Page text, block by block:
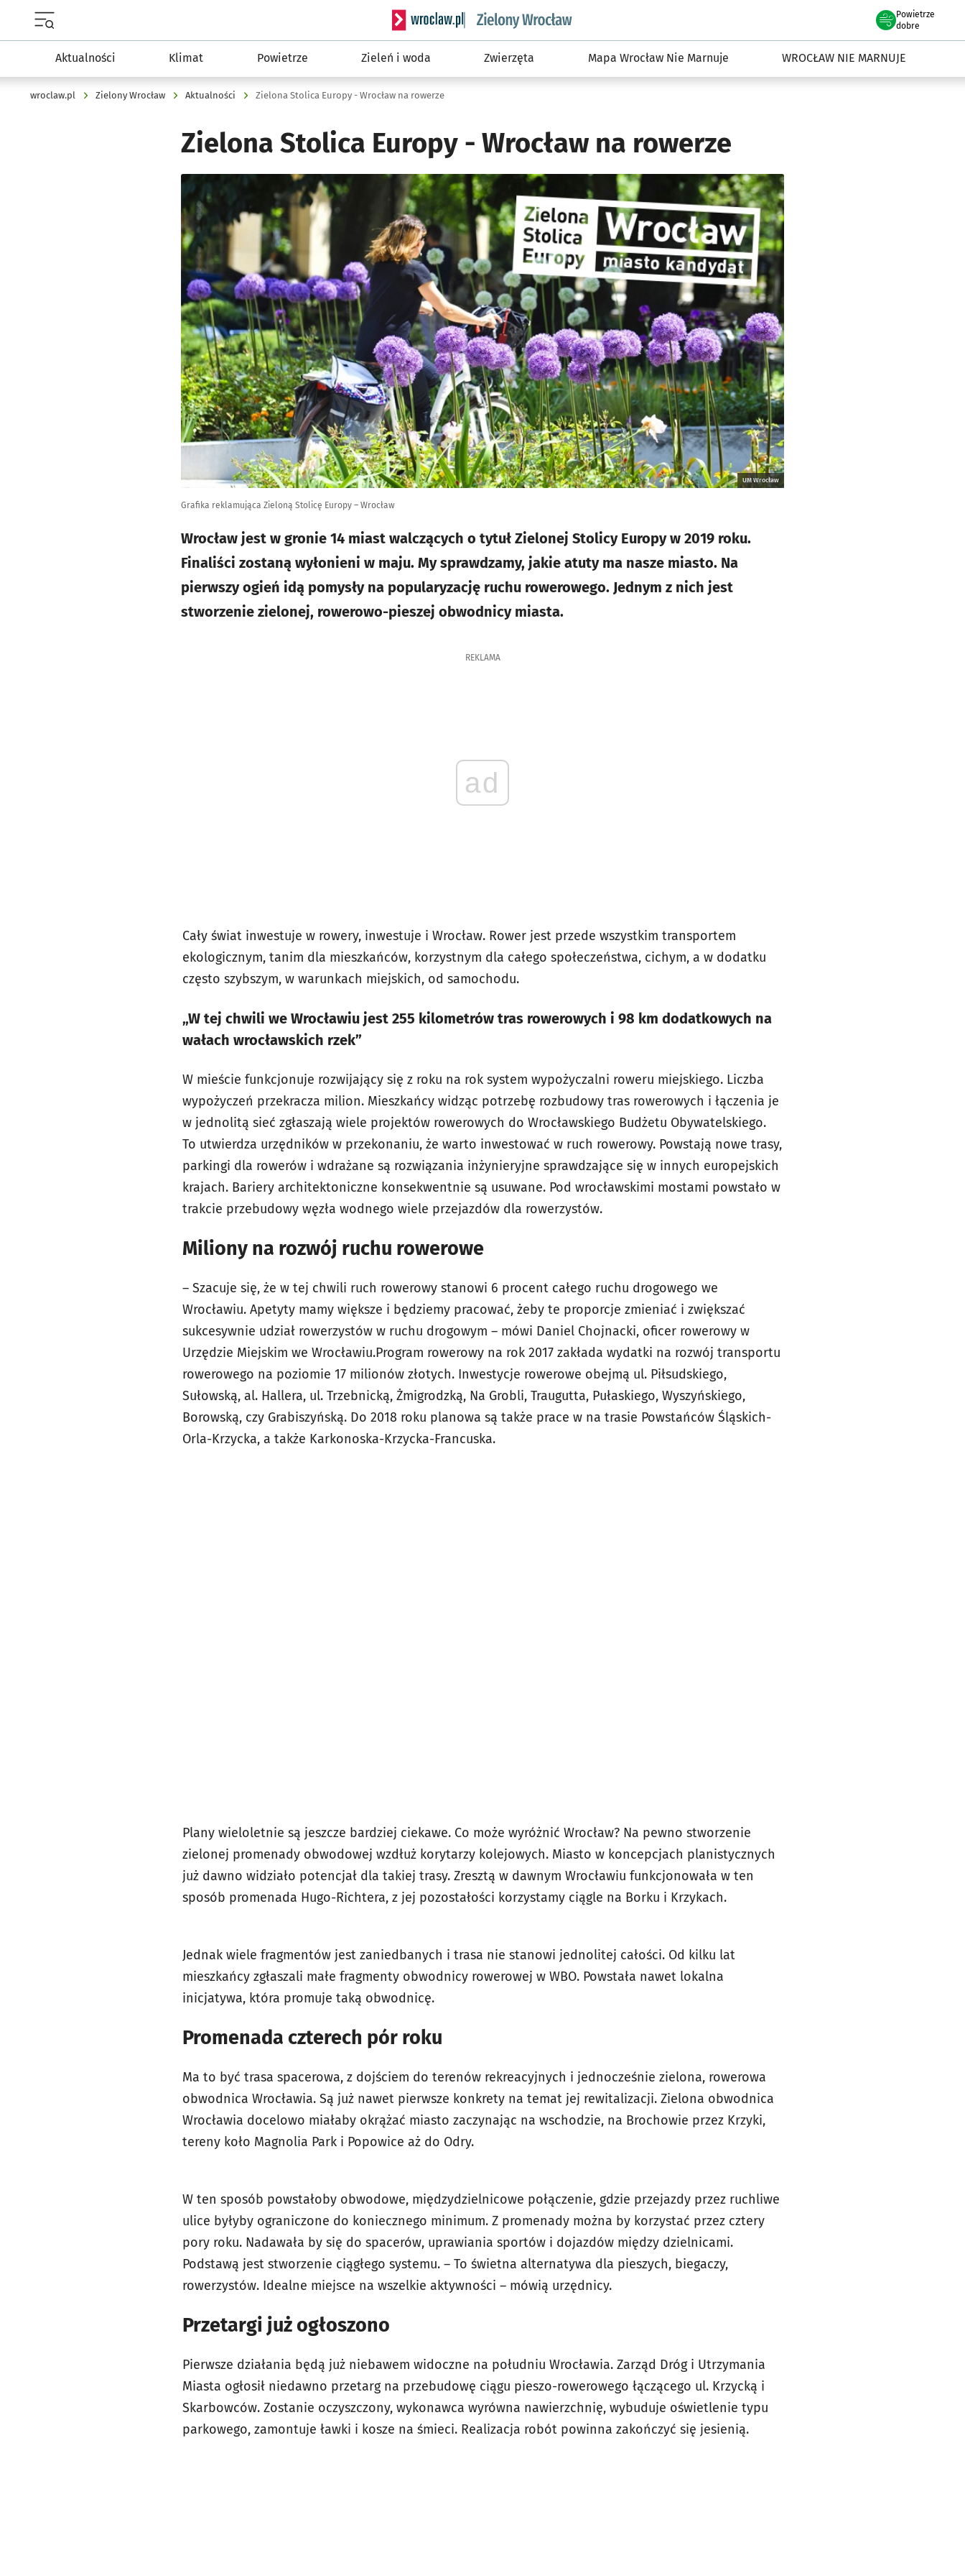
Serwis informacyjny wroclaw.pl podserwis: Środowisko we Wrocławiu
Powietrze
we Wrocławiu
dobre
Aktualności Klimat Powietrze Zieleń i woda Zwierzęta Mapa Wrocław Nie Marnuje WROCŁAW NIE MARNUJE
wroclaw.pl Zielony Wrocław Aktualności Zielona Stolica Europy - Wrocław na rowerze
Zielona Stolica Europy - Wrocław na rowerze
Kliknij, aby powiększyć
UM Wrocław
Grafika reklamująca Zieloną Stolicę Europy – Wrocław
Wrocław jest w gronie 14 miast walczących o tytuł Zielonej Stolicy Europy w 2019 roku.
Finaliści zostaną wyłonieni w maju. My sprawdzamy, jakie atuty ma nasze miasto. Na
pierwszy ogień idą pomysły na popularyzację ruchu rowerowego. Jednym z nich jest
stworzenie zielonej, rowerowo-pieszej obwodnicy miasta.
REKLAMA
ad
Cały świat inwestuje w rowery, inwestuje i Wrocław. Rower jest przede wszystkim transportem
ekologicznym, tanim dla mieszkańców, korzystnym dla całego społeczeństwa, cichym, a w dodatku
często szybszym, w warunkach miejskich, od samochodu.
„W tej chwili we Wrocławiu jest 255 kilometrów tras rowerowych i 98 km dodatkowych na
wałach wrocławskich rzek”
W mieście funkcjonuje rozwijający się z roku na rok system wypożyczalni roweru miejskiego. Liczba
wypożyczeń przekracza milion. Mieszkańcy widząc potrzebę rozbudowy tras rowerowych i łączenia je
w jednolitą sieć zgłaszają wiele projektów rowerowych do Wrocławskiego Budżetu Obywatelskiego.
To utwierdza urzędników w przekonaniu, że warto inwestować w ruch rowerowy. Powstają nowe trasy,
parkingi dla rowerów i wdrażane są rozwiązania inżynieryjne sprawdzające się w innych europejskich
krajach. Bariery architektoniczne konsekwentnie są usuwane. Pod wrocławskimi mostami powstało w
trakcie przebudowy węzła wodnego wiele przejazdów dla rowerzystów.
Miliony na rozwój ruchu rowerowe
– Szacuje się, że w tej chwili ruch rowerowy stanowi 6 procent całego ruchu drogowego we
Wrocławiu. Apetyty mamy większe i będziemy pracować, żeby te proporcje zmieniać i zwiększać
sukcesywnie udział rowerzystów w ruchu drogowym – mówi Daniel Chojnacki, oficer rowerowy w
Urzędzie Miejskim we Wrocławiu.Program rowerowy na rok 2017 zakłada wydatki na rozwój transportu
rowerowego na poziomie 17 milionów złotych. Inwestycje rowerowe obejmą ul. Piłsudskiego,
Sułowską, al. Hallera, ul. Trzebnicką, Żmigrodzką, Na Grobli, Traugutta, Pułaskiego, Wyszyńskiego,
Borowską, czy Grabiszyńską. Do 2018 roku planowa są także prace w na trasie Powstańców Śląskich-
Orla-Krzycka, a także Karkonoska-Krzycka-Francuska.
Plany wieloletnie są jeszcze bardziej ciekawe. Co może wyróżnić Wrocław? Na pewno stworzenie
zielonej promenady obwodowej wzdłuż korytarzy kolejowych. Miasto w koncepcjach planistycznych
już dawno widziało potencjał dla takiej trasy. Zresztą w dawnym Wrocławiu funkcjonowała w ten
sposób promenada Hugo-Richtera, z jej pozostałości korzystamy ciągle na Borku i Krzykach.
Jednak wiele fragmentów jest zaniedbanych i trasa nie stanowi jednolitej całości. Od kilku lat
mieszkańcy zgłaszali małe fragmenty obwodnicy rowerowej w WBO. Powstała nawet lokalna
inicjatywa, która promuje taką obwodnicę.
Promenada czterech pór roku
Ma to być trasa spacerowa, z dojściem do terenów rekreacyjnych i jednocześnie zielona, rowerowa
obwodnica Wrocławia. Są już nawet pierwsze konkrety na temat jej rewitalizacji. Zielona obwodnica
Wrocławia docelowo miałaby okrążać miasto zaczynając na wschodzie, na Brochowie przez Krzyki,
tereny koło Magnolia Park i Popowice aż do Odry.
W ten sposób powstałoby obwodowe, międzydzielnicowe połączenie, gdzie przejazdy przez ruchliwe
ulice byłyby ograniczone do koniecznego minimum. Z promenady można by korzystać przez cztery
pory roku. Nadawała by się do spacerów, uprawiania sportów i dojazdów między dzielnicami.
Podstawą jest stworzenie ciągłego systemu. – To świetna alternatywa dla pieszych, biegaczy,
rowerzystów. Idealne miejsce na wszelkie aktywności – mówią urzędnicy.
Przetargi już ogłoszono
Pierwsze działania będą już niebawem widoczne na południu Wrocławia. Zarząd Dróg i Utrzymania
Miasta ogłosił niedawno przetarg na przebudowę ciągu pieszo-rowerowego łączącego ul. Krzycką i
Skarbowców. Zostanie oczyszczony, wykonawca wyrówna nawierzchnię, wybuduje oświetlenie typu
parkowego, zamontuje ławki i kosze na śmieci. Realizacja robót powinna zakończyć się jesienią.